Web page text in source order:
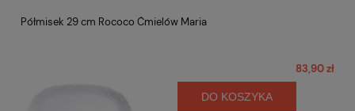
Półmisek 29 cm Rococo Ćmielów Maria
83,90 zł
DO KOSZYKA